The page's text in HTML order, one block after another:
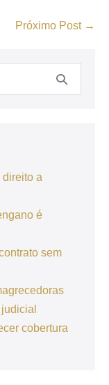
Próximo Post →
a
é
sem
cobertura